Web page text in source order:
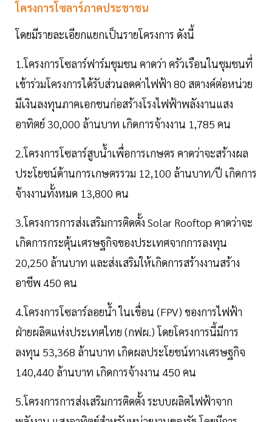
โครงการโซลาร์ภาคประชาชน
โดยมีรายละเอียกแยกเป็นรายโครงการ ดังนี้
1.โครงการโซลาร์ฟาร์มชุมชน คาดว่า ครัวเรือนในชุมชนที่
เข้าร่วมโครงการได้รับส่วนลดค่าไฟฟ้า 80 สตางค์ต่อหน่วย
มีเงินลงทุนภาคเอกชนก่อสร้างโรงไฟฟ้าพลังงานแสง
อาทิตย์ 30,000 ล้านบาท เกิดการจ้างงาน 1,785 คน
2.โครงการโซลาร์สูบน้ำเพื่อการเกษตร คาดว่าจะสร้างผล
ประโยชน์ด้านการเกษตรรวม 12,100 ล้านบาท/ปี เกิดการ
จ้างงานทั้งหมด 13,800 คน
3.โครงการการส่งเสริมการติดตั้ง Solar Rooftop คาดว่าจะ
เกิดการกระตุ้นเศรษฐกิจของประเทศจากการลงทุน
20,250 ล้านบาท และส่งเสริมให้เกิดการสร้างงานสร้าง
อาชีพ 450 คน
4.โครงการโซลาร์ลอยน้ำ ในเขื่อน (FPV) ของการไฟฟ้า
ฝ่ายผลิตแห่งประเทศไทย (กฟผ.) โดยโครงการนี้มีการ
ลงทุน 53,368 ล้านบาท เกิดผลประโยชน์ทางเศรษฐกิจ
140,440 ล้านบาท เกิดการจ้างงาน 450 คน
5.โครงการการส่งเสริมการติดตั้ง ระบบผลิตไฟฟ้าจาก